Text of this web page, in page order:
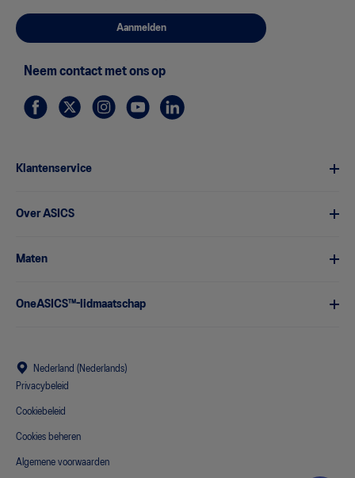
Aanmelden
Neem contact met ons op
Klantenservice
Over ASICS
Maten
OneASICS™-lidmaatschap
Nederland (Nederlands)
Privacybeleid
Cookiebeleid
Cookies beheren
Algemene voorwaarden